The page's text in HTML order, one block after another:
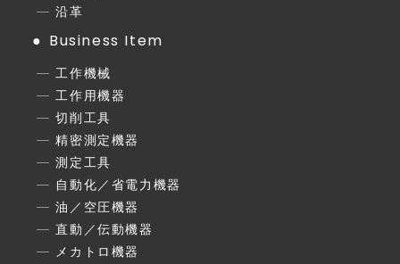
沿革
Business Item
工作機械
工作用機器
切削工具
精密測定機器
測定工具
自動化／省電力機器
油／空圧機器
直動／伝動機器
メカトロ機器